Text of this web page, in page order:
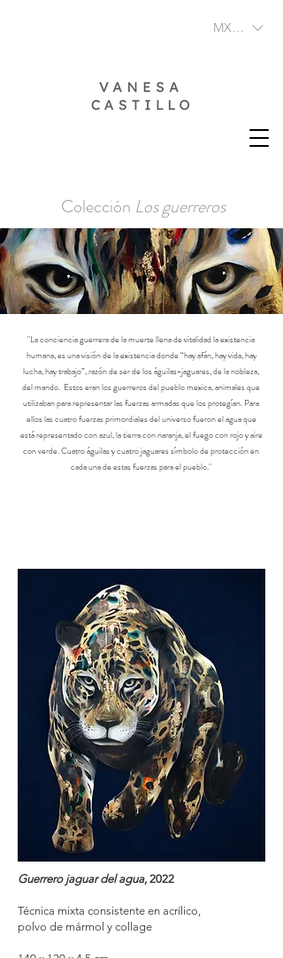
MXN ($)
Colección Los guerreros
"La conciencia guerrera de la muerte llena de vitalidad la existencia
humana, es una visión de la existencia donde “hay afán, hay vida, hay
lucha, hay trabajo”, razón de ser de los águilas-jaguares, de la nobleza,
del mando. Estos eran los guerreros del pueblo mexica, animales que
utilizaban para representar las fuerzas armadas que los protegían. Para
ellos las cuatro fuerzas primordiales del universo fueron el agua que
está representado con azul, la tierra con naranja, el fuego con rojo y aire
con verde. Cuatro águilas y cuatro jaguares símbolo de protección en
cada una de estas fuerzas para el pueblo."
Guerrero jaguar del agua, 2022
Técnica mixta consistente en acrílico,
polvo de mármol y collage